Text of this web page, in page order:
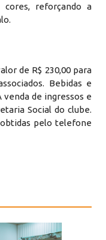
reforçando a
de R$ 230,00 para
Bebidas e
venda de ingressos e
Social do clube.
pelo telefone